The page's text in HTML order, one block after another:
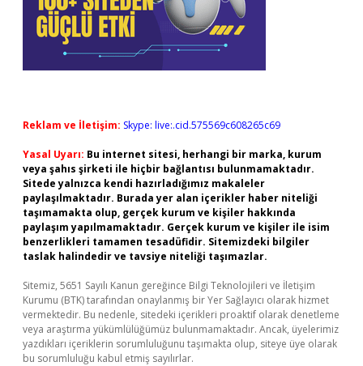
Reklam ve İletişim: Skype: live:.cid.575569c608265c69
Yasal Uyarı: Bu internet sitesi, herhangi bir marka, kurum
veya şahıs şirketi ile hiçbir bağlantısı bulunmamaktadır.
Sitede yalnızca kendi hazırladığımız makaleler
paylaşılmaktadır. Burada yer alan içerikler haber niteliği
taşımamakta olup, gerçek kurum ve kişiler hakkında
paylaşım yapılmamaktadır. Gerçek kurum ve kişiler ile isim
benzerlikleri tamamen tesadüfidir. Sitemizdeki bilgiler
taslak halindedir ve tavsiye niteliği taşımazlar.
Sitemiz, 5651 Sayılı Kanun gereğince Bilgi Teknolojileri ve İletişim
Kurumu (BTK) tarafından onaylanmış bir Yer Sağlayıcı olarak hizmet
vermektedir. Bu nedenle, sitedeki içerikleri proaktif olarak denetleme
veya araştırma yükümlülüğümüz bulunmamaktadır. Ancak, üyelerimiz
yazdıkları içeriklerin sorumluluğunu taşımakta olup, siteye üye olarak
bu sorumluluğu kabul etmiş sayılırlar.